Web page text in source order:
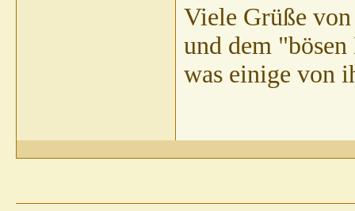
Viele Grüße
und dem
was einige von